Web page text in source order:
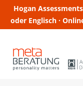
Hogan
oder Englisch ·